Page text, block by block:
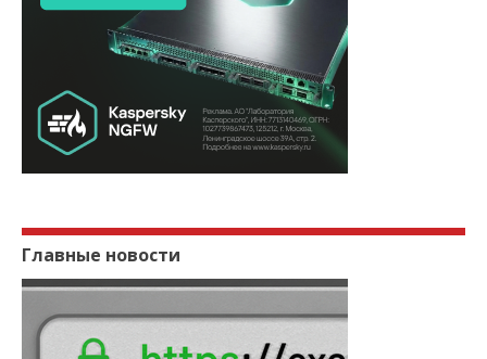
Главные новости